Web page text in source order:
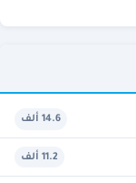
14.6 ألف
11.2 ألف